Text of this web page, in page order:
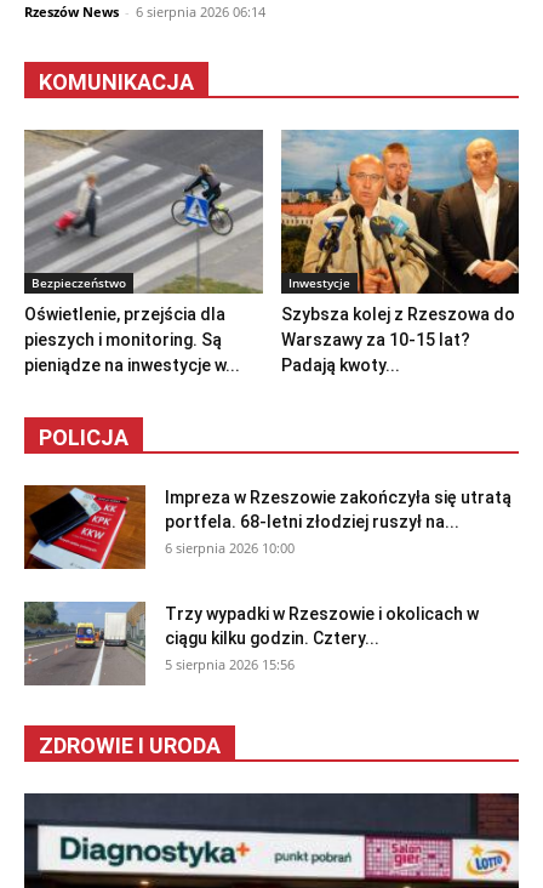
Rzeszów News - 6 sierpnia 2026 06:14
KOMUNIKACJA
Bezpieczeństwo
Oświetlenie, przejścia dla
pieszych i monitoring. Są
pieniądze na inwestycje w...
Inwestycje
Szybsza kolej z Rzeszowa do
Warszawy za 10-15 lat?
Padają kwoty...
POLICJA
Impreza w Rzeszowie zakończyła się utratą
portfela. 68-letni złodziej ruszył na...
6 sierpnia 2026 10:00
Trzy wypadki w Rzeszowie i okolicach w
ciągu kilku godzin. Cztery...
5 sierpnia 2026 15:56
ZDROWIE I URODA